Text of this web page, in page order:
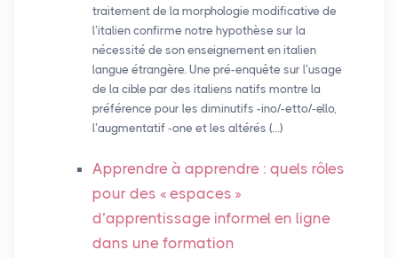
traitement de la morphologie modificative de
l’italien confirme notre hypothèse sur la
nécessité de son enseignement en italien
langue étrangère. Une pré-enquête sur l’usage
de la cible par des italiens natifs montre la
préférence pour les diminutifs -ino/-etto/-ello,
l’augmentatif -one et les altérés (…)
Apprendre à apprendre : quels rôles
pour des « espaces »
d’apprentissage informel en ligne
dans une formation